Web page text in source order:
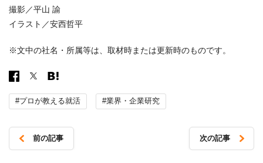
撮影／平山 諭
イラスト／安西哲平
※文中の社名・所属等は、取材時または更新時のものです。
#プロが教える就活 #業界・企業研究
前の記事 次の記事